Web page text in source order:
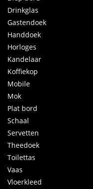
Drinkglas
Gastendoek
Handdoek
Horloges
Kandelaar
Koffiekop
Mobile
Mok
Plat bord
Schaal
Servetten
Theedoek
Toilettas
Vaas
Vloerkleed